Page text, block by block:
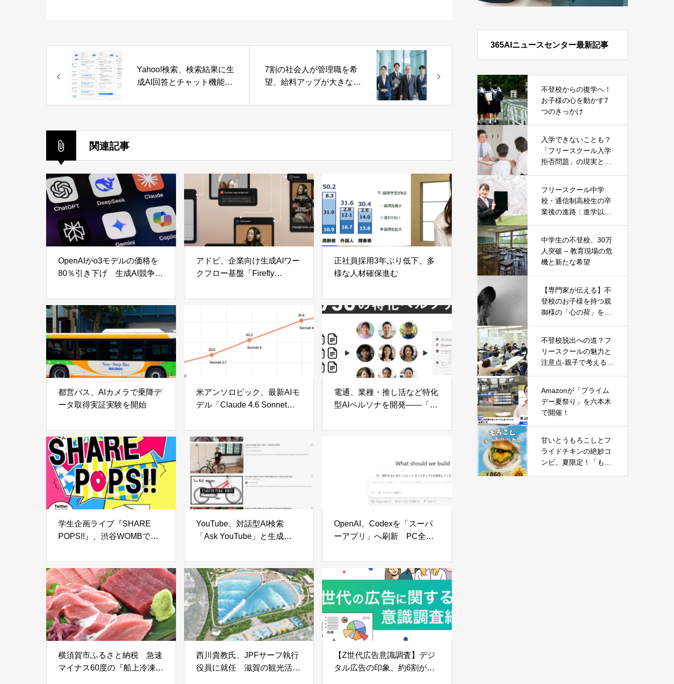
Yahoo!検索、検索結果に生
成AI回答とチャット機能を
7割の社会人が管理職を希
望、給料アップが大きな理
関連記事
OpenAIがo3モデルの価格を
80％引き下げ 生成AI競争に
アドビ、企業向け生成AIワー
クフロー基盤「Firefly
正社員採用3年ぶり低下、多
様な人材確保進む
都営バス、AIカメラで乗降デ
ータ取得実証実験を開始
米アンソロピック、最新AIモ
デル「Claude 4.6 Sonnet」
実用価格で
電通、業種・推し活など特化
型AIペルソナを開発——「AI
活者インサイトの高速探索を
学生企画ライブ『SHARE
POPS!!』、渋谷WOMBで開
YouTube、対話型AI検索
「Ask YouTube」と生成
——Shorts動画のリミックス
や複雑検索が可能に
OpenAI、Codexを「スーパ
ーアプリ」へ刷新 PC全ア
生成を一体化
横須賀市ふるさと納税 急速
マイナス60度の『船上冷凍マ
西川貴教氏、JPFサーフ執行
役員に就任 滋賀の観光活性
【Z世代広告意識調査】デジ
タル広告の印象、約6割が好
365AIニュースセンター最新記事
不登校からの復学へ！
お子様の心を動かす7
つのきっかけ
入学できないことも？
「フリースクール入学
拒否問題」の現実とそ
フリースクール中学
校・通信制高校生の卒
業後の進路：進学以外
中学生の不登校、30万
人突破 – 教育現場の危
機と新たな希望
【専門家が伝える】不
登校のお子様を持つ親
御様の「心の荷」を軽
不登校脱出への道？フ
リースクールの魅力と
注意点-親子で考える新
Amazonが「プライム
デー夏祭り」を六本木
で開催！
甘いとうもろこしとフ
ライドチキンの絶妙コ
ンビ。夏限定！「もろ